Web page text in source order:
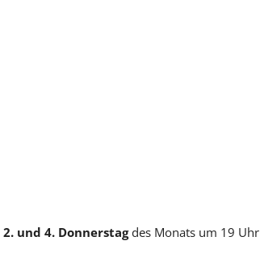
2. und 4. Donnerstagdes Monats um 19 Uhr